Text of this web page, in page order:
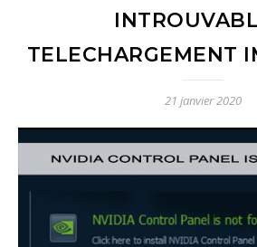
TELECHARGEMENT
21 janvier 2020